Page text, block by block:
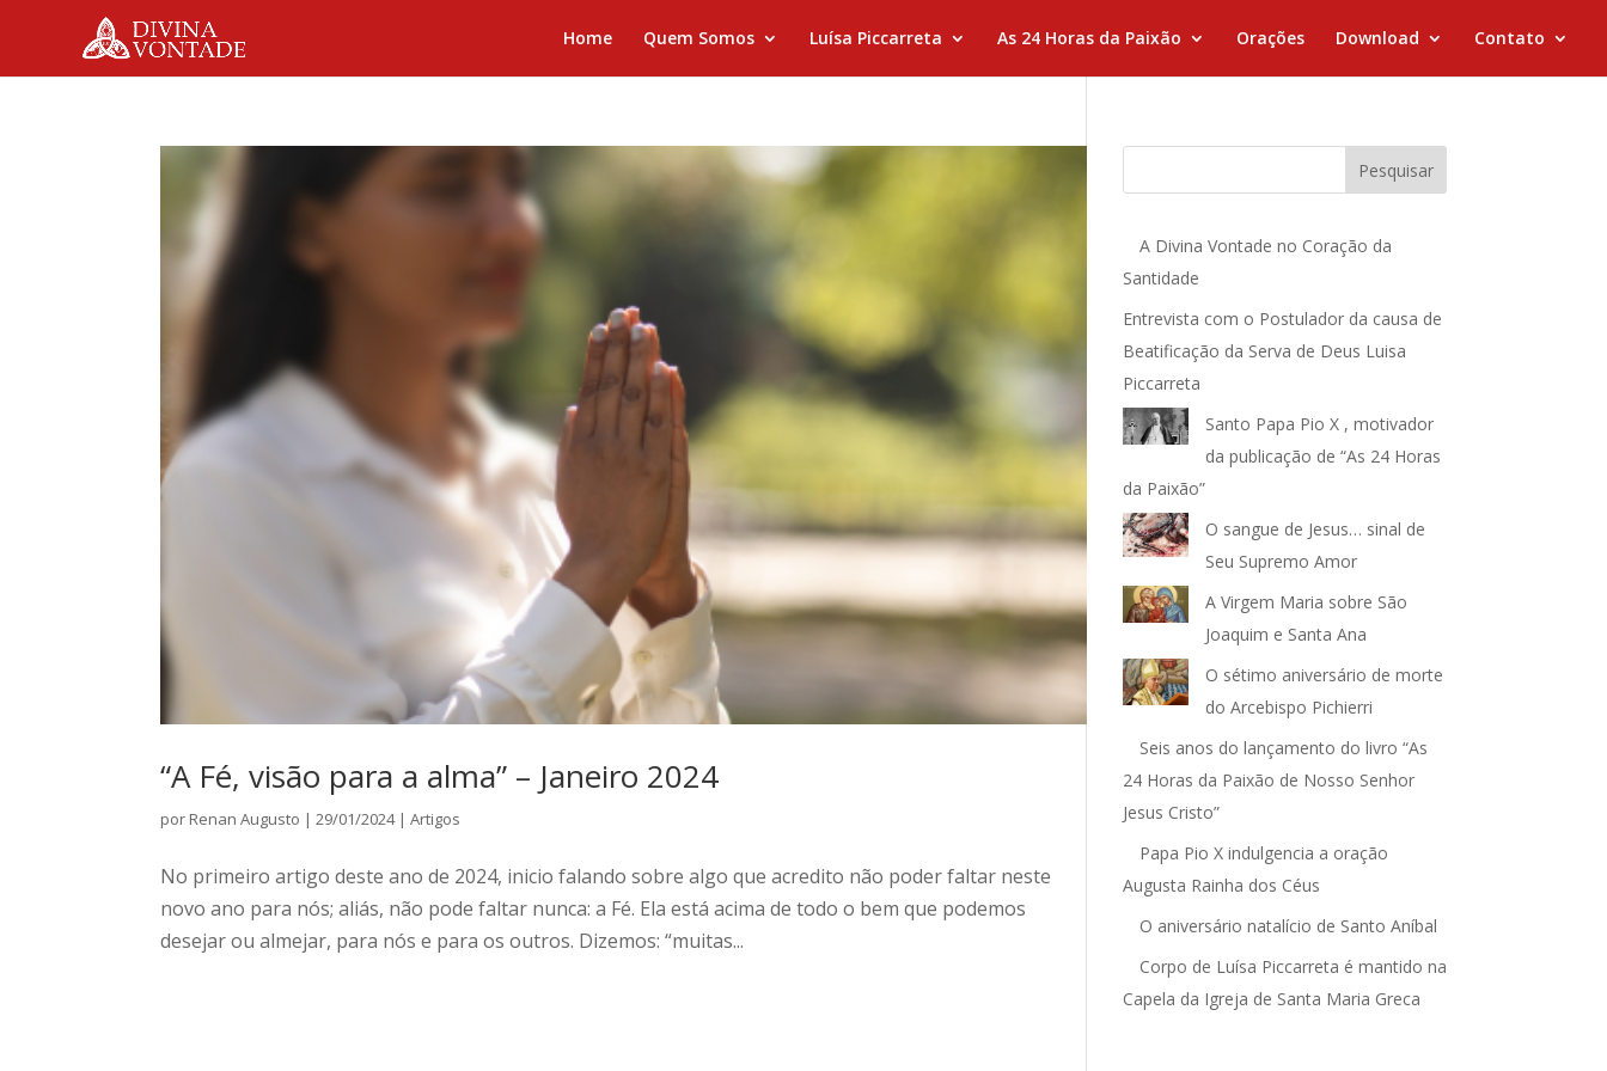
Home Quem Somos Luísa Piccarreta As 24 Horas da Paixão Orações Download Contato
“A Fé, visão para a alma” – Janeiro 2024
por Renan Augusto |29/01/2024|Artigos
No primeiro artigo deste ano de 2024, inicio falando sobre algo que acredito não poder faltar neste
novo ano para nós; aliás, não pode faltar nunca: a Fé. Ela está acima de todo o bem que podemos
desejar ou almejar, para nós e para os outros. Dizemos: “muitas...
Pesquisar
A Divina Vontade no Coração da
Santidade
Entrevista com o Postulador da causa de
Beatificação da Serva de Deus Luisa
Piccarreta
Santo Papa Pio X , motivador
da publicação de “As 24 Horas
da Paixão”
O sangue de Jesus… sinal de
Seu Supremo Amor
A Virgem Maria sobre São
Joaquim e Santa Ana
O sétimo aniversário de morte
do Arcebispo Pichierri
Seis anos do lançamento do livro “As
24 Horas da Paixão de Nosso Senhor
Jesus Cristo”
Papa Pio X indulgencia a oração
Augusta Rainha dos Céus
O aniversário natalício de Santo Aníbal
Corpo de Luísa Piccarreta é mantido na
Capela da Igreja de Santa Maria Greca